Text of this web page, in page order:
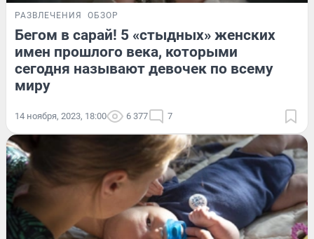
РАЗВЛЕЧЕНИЯ ОБЗОР
Бегом в сарай! 5 «стыдных» женских
имен прошлого века, которыми
сегодня называют девочек по всему
миру
14 ноября, 2023, 18:00 6 377 7